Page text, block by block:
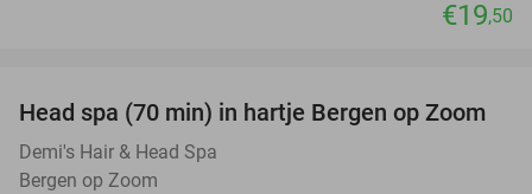
€19,50
37%
Head spa (70 min) in hartje Bergen op Zoom
Demi's Hair & Head Spa
Bergen op Zoom